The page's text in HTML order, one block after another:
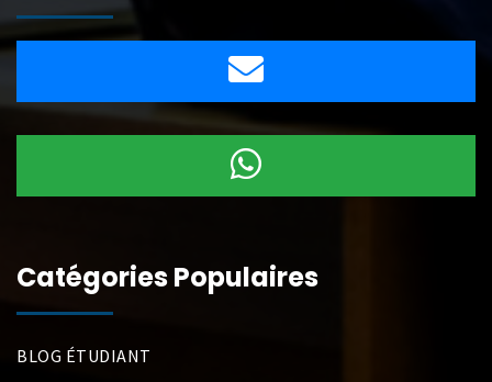
Catégories Populaires
BLOG ÉTUDIANT